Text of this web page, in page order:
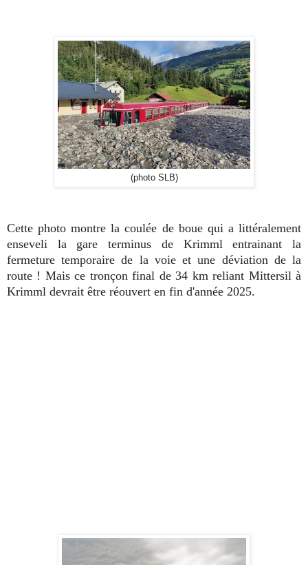
(photo SLB)
Cette photo montre la coulée de boue qui a littéralement
enseveli la gare terminus de Krimml entrainant la
fermeture temporaire de la voie et une déviation de la
route ! Mais ce tronçon final de 34 km reliant Mittersil à
Krimml devrait être réouvert en fin d'année 2025.